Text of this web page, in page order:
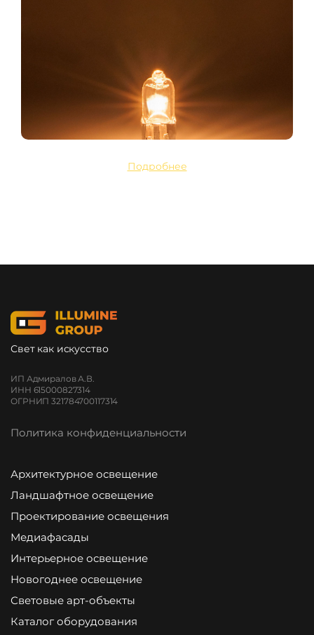
Подробнее
Свет как искусство
ИП Адмиралов А.В.
ИНН 615000827314
ОГРНИП 321784700117314
Политика конфиденциальности
Архитектурное освещение
Ландшафтное освещение
Проектирование освещения
Медиафасады
Интерьерное освещение
Новогоднее освещение
Световые арт-объекты
Каталог оборудования